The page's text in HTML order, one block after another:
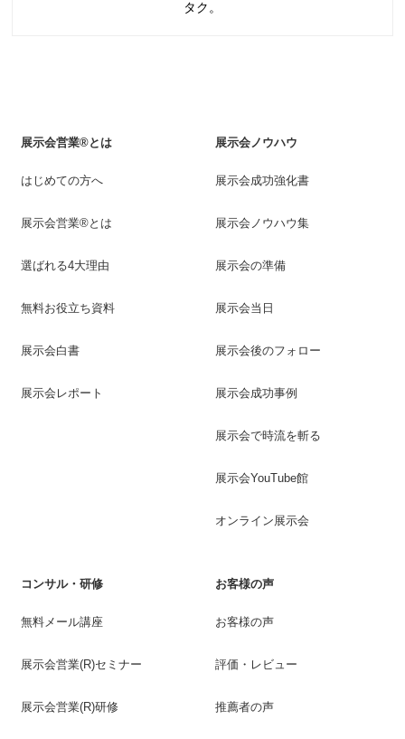
タク。
展示会営業®とは
はじめての方へ
展示会営業®とは
選ばれる4大理由
無料お役立ち資料
展示会白書
展示会レポート
展示会ノウハウ
展示会成功強化書
展示会ノウハウ集
展示会の準備
展示会当日
展示会後のフォロー
展示会成功事例
展示会で時流を斬る
展示会YouTube館
オンライン展示会
コンサル・研修
無料メール講座
展示会営業(R)セミナー
展示会営業(R)研修
お客様の声
お客様の声
評価・レビュー
推薦者の声